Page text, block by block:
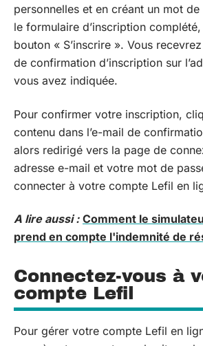
personnelles et en créant un mot
le formulaire d’inscription
bouton « S’inscrire ». Vous
de confirmation d’inscription sur
vous avez indiquée.
Pour confirmer votre inscription,
contenu dans l’e-mail de
alors redirigé vers la page de
adresse e-mail et votre mot de
connecter à votre compte Lefil en
A lire aussi : Comment le
prend en compte l'indemnité de
Connectez-vous à
compte Lefil
Pour gérer votre compte Lefil en